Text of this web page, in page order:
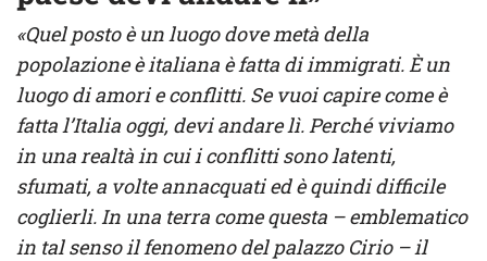
«Quel posto è un luogo dove metà della
popolazione è italiana è fatta di immigrati. È un
luogo di amori e conflitti. Se vuoi capire come è
fatta l’Italia oggi, devi andare lì. Perché viviamo
in una realtà in cui i conflitti sono latenti,
sfumati, a volte annacquati ed è quindi difficile
coglierli. In una terra come questa – emblematico
in tal senso il fenomeno del palazzo Cirio – il